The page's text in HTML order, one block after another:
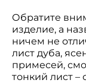
Обратите
изделие, а
ничем не
лист дуба,
примесей,
тонкий лист –